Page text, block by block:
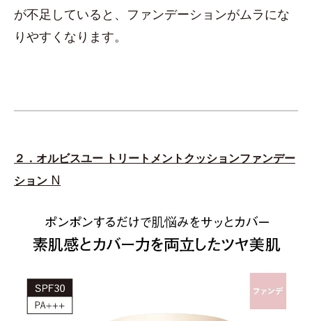
が不足していると、ファンデーションがムラにな
りやすくなります。
２．オルビスユー トリートメントクッションファンデー
ション N